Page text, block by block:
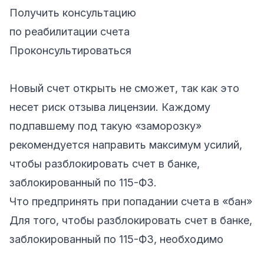
Получить консультацию
по реабилитации счета
Проконсультироваться
Новый счет открыть не сможет, так как это
несет риск отзыва лицензии. Каждому
подпавшему под такую «заморозку»
рекомендуется направить максимум усилий,
чтобы разблокировать счет в банке,
заблокированный по 115-ФЗ.
Что предпринять при попадании счета в «бан»
Для того, чтобы разблокировать счет в банке,
заблокированный по 115-ФЗ, необходимо